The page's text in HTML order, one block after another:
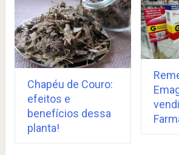
Chapéu de Couro:
efeitos e
benefícios dessa
planta!